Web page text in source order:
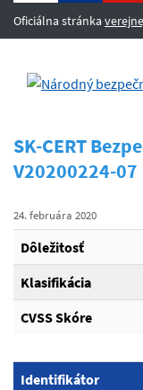
Oficiálna stránka
SK-CERT
V20200224-07
24. februára 2020
Dôležitosť
Klasifikácia
CVSS Skóre
Identifikátor